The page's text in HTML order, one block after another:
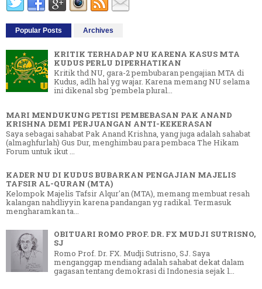
Popular Posts Archives
KRITIK TERHADAP NU KARENA KASUS MTA
KUDUS PERLU DIPERHATIKAN
Kritik thd NU, gara-2 pembubaran pengajian MTA di
Kudus, adlh hal yg wajar. Karena memang NU selama
ini dikenal sbg 'pembela plural...
MARI MENDUKUNG PETISI PEMBEBASAN PAK ANAND
KRISHNA DEMI PERJUANGAN ANTI-KEKERASAN
Saya sebagai sahabat Pak Anand Krishna, yang juga adalah sahabat
(almaghfurlah) Gus Dur, menghimbau para pembaca The Hikam
Forum untuk ikut ...
KADER NU DI KUDUS BUBARKAN PENGAJIAN MAJELIS
TAFSIR AL-QURAN (MTA)
Kelompok Majelis Tafsir Alqur'an (MTA), memang membuat resah
kalangan nahdliyyin karena pandangan yg radikal. Termasuk
mengharamkan ta...
OBITUARI ROMO PROF. DR. FX MUDJI SUTRISNO,
SJ
Romo Prof. Dr. FX. Mudji Sutrisno, SJ. Saya
menganggap mendiang adalah sahabat dekat dalam
gagasan tentang demokrasi di Indonesia sejak l...